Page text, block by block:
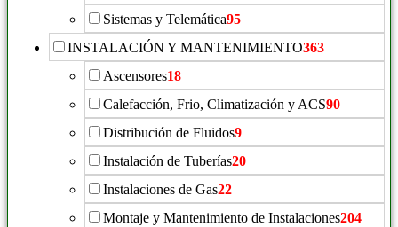
Sistemas y Telemática95
INSTALACIÓN Y MANTENIMIENTO363
Ascensores18
Calefacción, Frio, Climatización y ACS90
Distribución de Fluidos9
Instalación de Tuberías20
Instalaciones de Gas22
Montaje y Mantenimiento de Instalaciones204